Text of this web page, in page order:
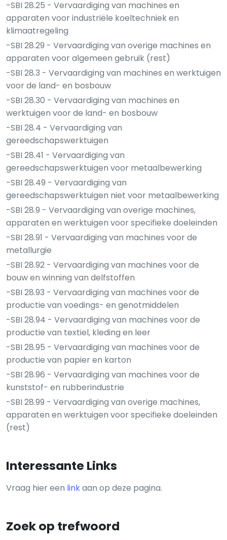
-SBI 28.25 - Vervaardiging van machines en
apparaten voor industriële koeltechniek en
klimaatregeling
-SBI 28.29 - Vervaardiging van overige machines en
apparaten voor algemeen gebruik (rest)
-SBI 28.3 - Vervaardiging van machines en werktuigen
voor de land- en bosbouw
-SBI 28.30 - Vervaardiging van machines en
werktuigen voor de land- en bosbouw
-SBI 28.4 - Vervaardiging van
gereedschapswerktuigen
-SBI 28.41 - Vervaardiging van
gereedschapswerktuigen voor metaalbewerking
-SBI 28.49 - Vervaardiging van
gereedschapswerktuigen niet voor metaalbewerking
-SBI 28.9 - Vervaardiging van overige machines,
apparaten en werktuigen voor specifieke doeleinden
-SBI 28.91 - Vervaardiging van machines voor de
metallurgie
-SBI 28.92 - Vervaardiging van machines voor de
bouw en winning van delfstoffen
-SBI 28.93 - Vervaardiging van machines voor de
productie van voedings- en genotmiddelen
-SBI 28.94 - Vervaardiging van machines voor de
productie van textiel, kleding en leer
-SBI 28.95 - Vervaardiging van machines voor de
productie van papier en karton
-SBI 28.96 - Vervaardiging van machines voor de
kunststof- en rubberindustrie
-SBI 28.99 - Vervaardiging van overige machines,
apparaten en werktuigen voor specifieke doeleinden
(rest)
Interessante Links
Vraag hier een linkaan op deze pagina.
Zoek op trefwoord